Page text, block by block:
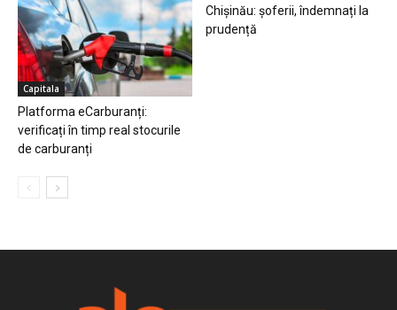
Capitala
Platforma eCarburanți:
verificați în timp real stocurile
de carburanți
Chișinău: șoferii, îndemnați la
prudență